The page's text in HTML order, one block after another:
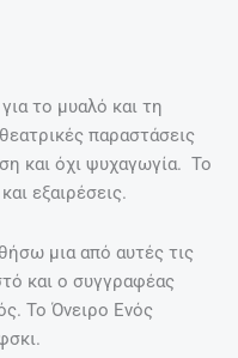
το μυαλό και τη
παραστάσεις
και όχι ψυχαγωγία. Το
εξαιρέσεις.
μια από αυτές τις
και ο συγγραφέας
Το Όνειρο Ενός